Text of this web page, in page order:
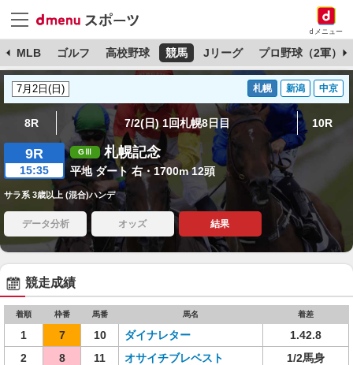
dメニュー
MLB ゴルフ 高校野球 競馬 Jリーグ プロ野球（2軍）
札幌 新潟 中京
8R 7/2(日) 1回札幌8日目 10R
9R
15:35
札幌記念
平地 ダート 右・1700m 12頭
サラ系 3歳以上 (混合)ハンデ
データ分析 オッズ 結果
競走成績
着順 枠番 馬番 馬名 着差
1 7 10 ダイナレター
1.42.8
2
8 11 オサイチブレベスト
1/2馬身